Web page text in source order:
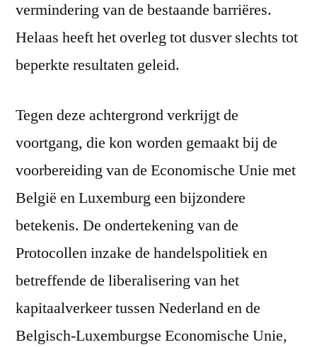
vermindering van de bestaande barriëres.
Helaas heeft het overleg tot dusver slechts tot
beperkte resultaten geleid.
Tegen deze achtergrond verkrijgt de
voortgang, die kon worden gemaakt bij de
voorbereiding van de Economische Unie met
België en Luxemburg een bijzondere
betekenis. De ondertekening van de
Protocollen inzake de handelspolitiek en
betreffende de liberalisering van het
kapitaalverkeer tussen Nederland en de
Belgisch-Luxemburgse Economische Unie,